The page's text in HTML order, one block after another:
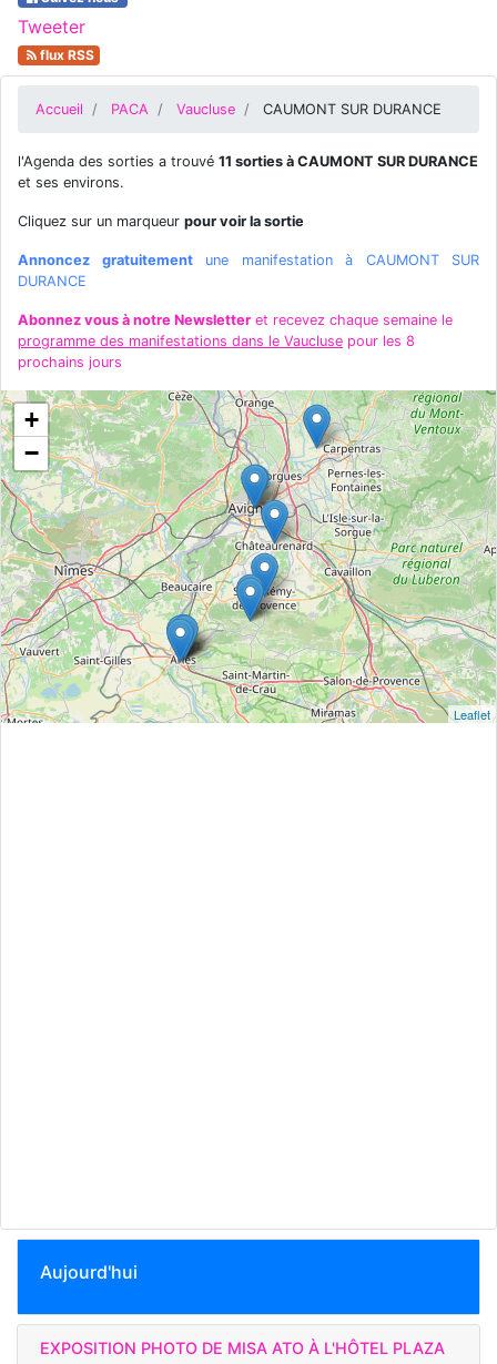
Tweeter
flux RSS
Accueil PACA Vaucluse CAUMONT SUR DURANCE
l'Agenda des sorties a trouvé 11 sorties à CAUMONT SUR DURANCE
et ses environs.
Cliquez sur un marqueur pour voir la sortie
Annoncez gratuitementune manifestation à CAUMONT SUR
DURANCE
Abonnez vous à notre Newsletter et recevez chaque semaine le
programme des manifestations dans le Vaucluse pour les 8
prochains jours
+
−
Leaflet
Aujourd'hui
EXPOSITION PHOTO DE MISA ATO À L'HÔTEL PLAZA